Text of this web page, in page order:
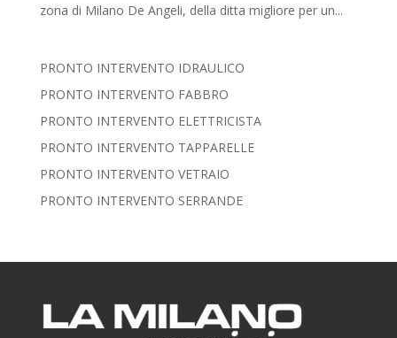
zona di Milano De Angeli, della ditta migliore per un...
PRONTO INTERVENTO IDRAULICO
PRONTO INTERVENTO FABBRO
PRONTO INTERVENTO ELETTRICISTA
PRONTO INTERVENTO TAPPARELLE
PRONTO INTERVENTO VETRAIO
PRONTO INTERVENTO SERRANDE